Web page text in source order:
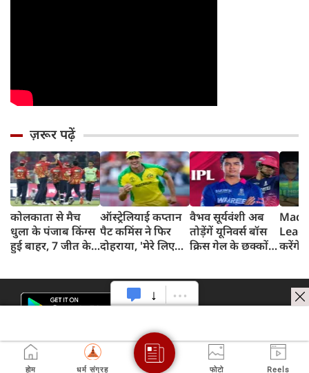
ज़रूर पढ़ें
कोलकाता से मैच
धुला के पंजाब किंग्स
हुई बाहर, 7 जीत के
ऑस्ट्रेलियाई कप्तान
पैट कमिंस ने फिर
दोहराया, 'मेरे लिए
वैभव सूर्यवंशी अब
तोड़ेंगें यूनिवर्स बॉस
क्रिस गेल के छक्कों
करेंगे
होम धर्म संग्रह फोटो Reels